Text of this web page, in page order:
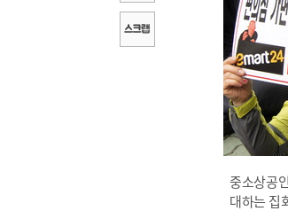
중소상공
대하는 집